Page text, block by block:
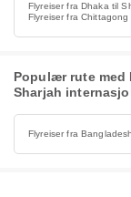
Flyreiser fra Dhaka til
Flyreiser fra
Populær rute med
Sharjah
Flyreiser fra